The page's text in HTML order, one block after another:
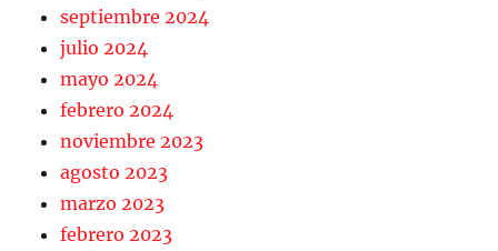
septiembre 2024
julio 2024
mayo 2024
febrero 2024
noviembre 2023
agosto 2023
marzo 2023
febrero 2023